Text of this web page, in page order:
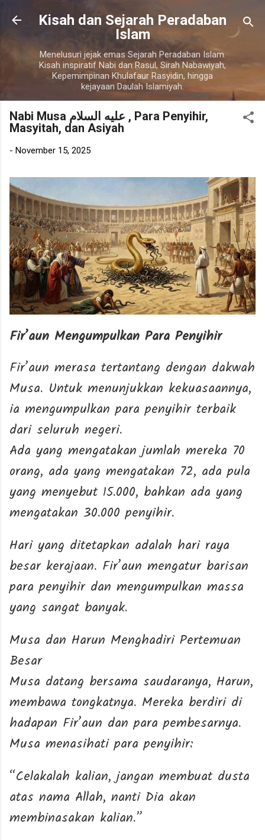
Langsung ke konten utama
Kisah dan Sejarah Peradaban
Islam
Menelusuri jejak emas Sejarah Peradaban Islam.
Kisah inspiratif Nabi dan Rasul, Sirah Nabawiyah,
Kepemimpinan Khulafaur Rasyidin, hingga
kejayaan Daulah Islamiyah.
Nabi Musa عليه السلام , Para Penyihir,
Masyitah, dan Asiyah
- November 15, 2025
Fir’aun Mengumpulkan Para Penyihir
Fir’aun merasa tertantang dengan dakwah
Musa. Untuk menunjukkan kekuasaannya,
ia mengumpulkan para penyihir terbaik
dari seluruh negeri.
Ada yang mengatakan jumlah mereka 70
orang, ada yang mengatakan 72, ada pula
yang menyebut 15.000, bahkan ada yang
mengatakan 30.000 penyihir.
Hari yang ditetapkan adalah hari raya
besar kerajaan. Fir’aun mengatur barisan
para penyihir dan mengumpulkan massa
yang sangat banyak.
Musa dan Harun Menghadiri Pertemuan
Besar
Musa datang bersama saudaranya, Harun,
membawa tongkatnya. Mereka berdiri di
hadapan Fir’aun dan para pembesarnya.
Musa menasihati para penyihir:
“Celakalah kalian, jangan membuat dusta
atas nama Allah, nanti Dia akan
membinasakan kalian.”